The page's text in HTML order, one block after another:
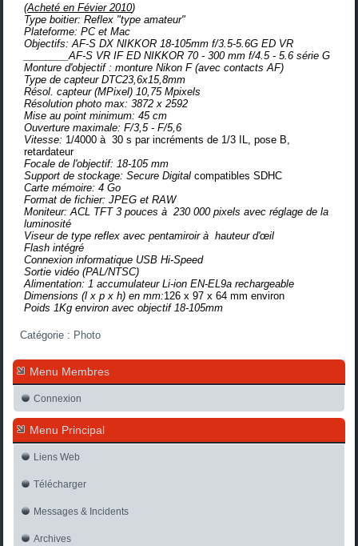
(Acheté en Févier 2010)
Type boitier: Reflex "type amateur"
Plateforme: PC et Mac
Objectifs: AF-S DX NIKKOR 18-105mm f/3.5-5.6G ED VR
________AF-S VR IF ED NIKKOR 70 - 300 mm f/4.5 - 5.6 série G
Monture d'objectif : monture Nikon F (avec contacts AF)
Type de capteur DTC23,6x15,8mm
Résol. capteur (MPixel) 10,75 Mpixels
Résolution photo max: 3872 x 2592
Mise au point minimum: 45 cm
Ouverture maximale: F/3,5 - F/5,6
Vitesse: 1/4000 à 30 s par incréments de 1/3 IL, pose B,
retardateur
Focale de l'objectif: 18-105 mm
Support de stockage: Secure Digitalcompatibles SDHC
Carte mémoire: 4 Go
Format de fichier: JPEG et RAW
Moniteur: ACL TFT 3 pouces à 230 000 pixels avec réglage de la
luminosité
Viseur de type reflex avec pentamiroir à hauteur d'œil
Flash intégré
Connexion informatique USB Hi-Speed
Sortie vidéo (PAL/NTSC)
Alimentation: 1 accumulateurLi-ionEN-EL9a rechargeable
Dimensions (l x p x h) en mm:126 x 97 x 64 mm environ
Poids 1Kg environ avec objectif 18-105mm
Catégorie : Photo
Menu Membres
Connexion
Menu Principal
Liens Web
Télécharger
Messages & Incidents
Archives